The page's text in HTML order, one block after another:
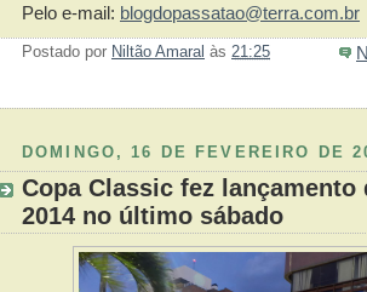
Pelo e-mail: blogdopassatao@terra.com.br
Postado por Niltão Amaral às 21:25
DOMINGO, 16 DE FEVEREIRO DE
Copa Classic fez lançamento
2014 no último sábado